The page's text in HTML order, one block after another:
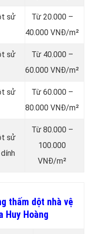
sử
Từ 20.000 –
40.000 VNĐ/m²
sử
Từ 40.000 –
60.000 VNĐ/m²
sử
Từ 60.000 –
80.000 VNĐ/m²
sử
Từ 80.000 –
100.000
VNĐ/m²
thấm dột nhà vệ
Huy Hoàng